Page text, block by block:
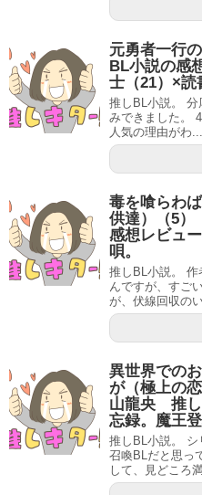
元勇者一行
BL小説の感
士（21）×読
推しBL小説。
みできました。
人気の理由がわ...
毒を喰らわ
供達）（5
感想レビュ
唄。
推しBL小説。 作
んですが、すご
が、伏線回収の
異世界での
が（極上の
山龍央 推し
忘録。魔王
推しBL小説。 シ
召喚BLだと思っ
して、見どころ